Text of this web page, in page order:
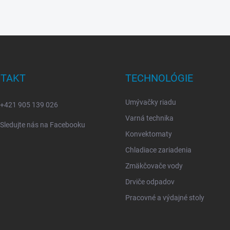
+421 905 139 026
Sledujte nás na Facebooku
TECHNOLÓGIE
Umývačky riadu
Varná technika
Konvektomaty
Chladiace zariadenia
Zmäkčovače vody
Drviče odpadov
Pracovné a výdajné stoly